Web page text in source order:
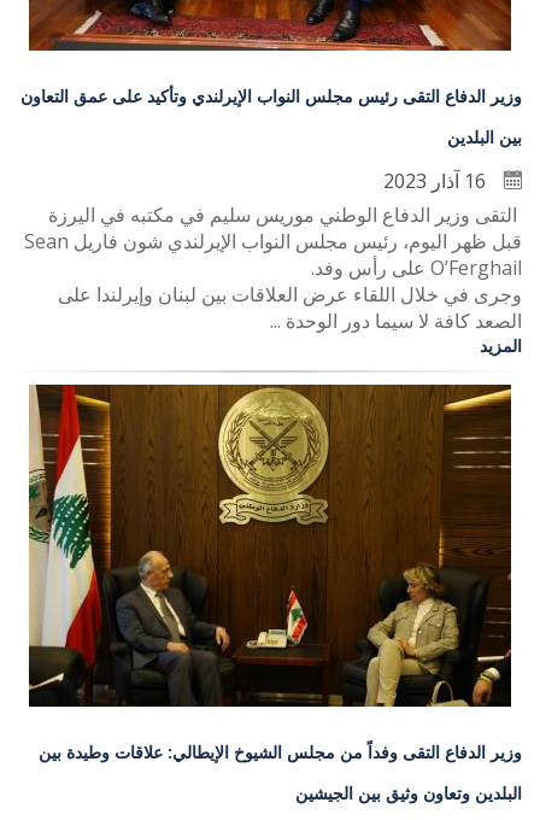
وزير الدفاع التقى رئيس مجلس النواب الإيرلندي وتأكيد على عمق التعاون
بين البلدين
التقى وزير الدفاع الوطني موريس سليم في مكتبه في اليرزة
قبل ظهر اليوم، رئيس مجلس النواب الإيرلندي شون فاريل Sean
O’Ferghail على رأس وفد.
وجرى في خلال اللقاء عرض العلاقات بين لبنان وإيرلندا على
الصعد كافة لا سيما دور الوحدة ...
المزيد
وزير الدفاع التقى وفداً من مجلس الشيوخ الإيطالي: علاقات وطيدة بين
البلدين وتعاون وثيق بين الجيشين